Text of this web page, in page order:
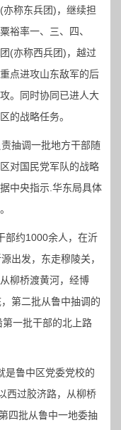
称东兵团)，继续担
裕率一、三、四、
(亦称西兵团)，越过
点进攻山东敌军的后
。同时协同已进人大
的战略任务。
抽调一批地方干部随
对国民党军队的战略
中央指示.华东局具体
约1000余人，在沂
出发，东走穆陵关，
柳桥渡黄河，经博
第二批从鲁中抽调的
一批干部的北上路
鲁中区党委党校的
西过胶济路，从柳桥
四批从鲁中一地委抽